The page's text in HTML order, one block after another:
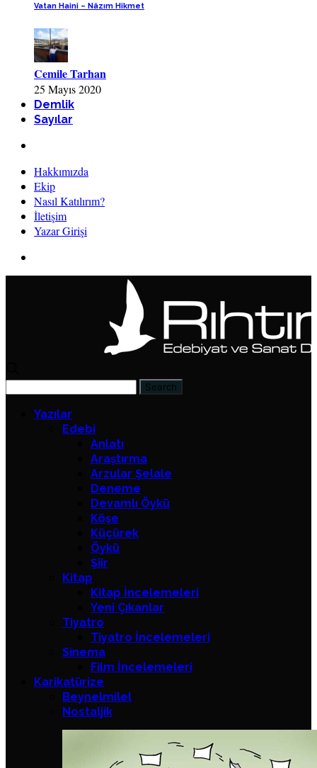
Vatan Haini – Nâzım Hikmet
Cemile Tarhan
25 Mayıs 2020
Demlik
Sayılar
Hakkımızda
Ekip
Nasıl Katılırım?
İletişim
Yazar Girişi
Yazılar
Edebi
Anlatı
Araştırma
Arzular Şelale
Deneme
Devamlı Öykü
Köşe
Küçürek
Öykü
Şiir
Kitap
Kitap İncelemeleri
Yeni Çıkanlar
Tiyatro
Tiyatro İncelemeleri
Sinema
Film İncelemeleri
Karikatürize
Beynelmilel
Nostaljik